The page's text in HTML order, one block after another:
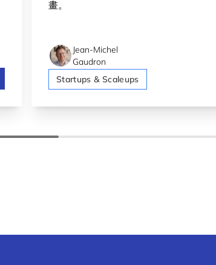
Start #17：申請人數創紀錄
畫。
Jean-Michel
Gaudron
Startups & Scaleups